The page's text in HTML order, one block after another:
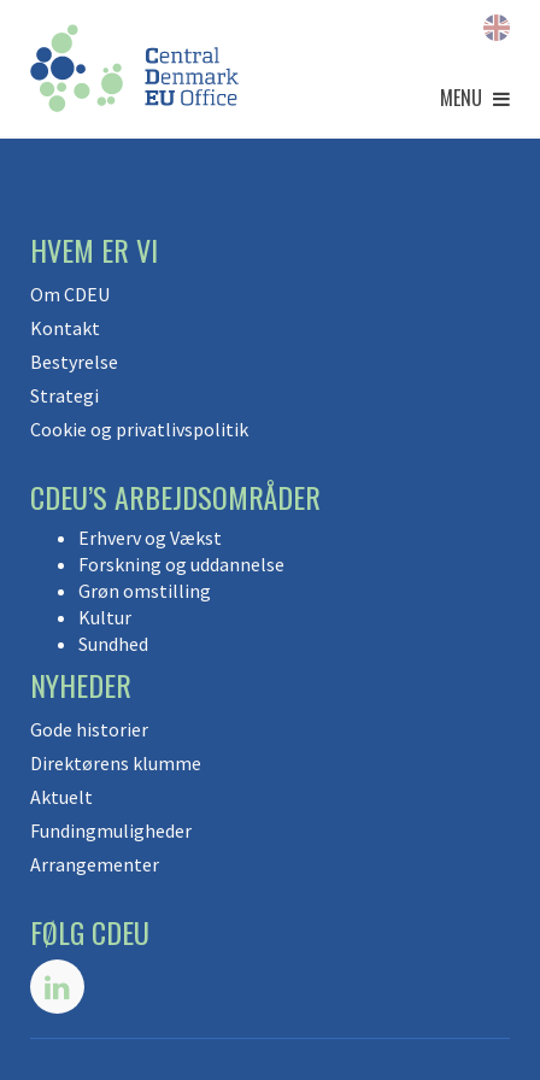
MENU
HVEM ER VI
Om CDEU
Kontakt
Bestyrelse
Strategi
Cookie og privatlivspolitik
CDEU’S ARBEJDSOMRÅDER
Erhverv og Vækst
Forskning og uddannelse
Grøn omstilling
Kultur
Sundhed
NYHEDER
Gode historier
Direktørens klumme
Aktuelt
Fundingmuligheder
Arrangementer
FØLG CDEU